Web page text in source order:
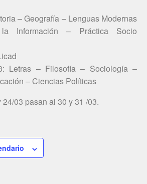
– Geografía – Lenguas Modernas
Información – Práctica Socio
Letras – Filosofía – Sociología –
– Ciencias Políticas
03 pasan al 30 y 31 /03.